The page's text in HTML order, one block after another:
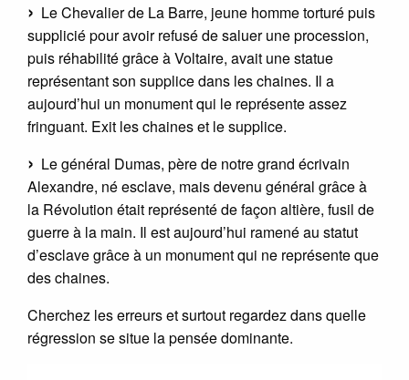
Le Chevalier de La Barre, jeune homme torturé puis
supplicié pour avoir refusé de saluer une procession,
puis réhabilité grâce à Voltaire, avait une statue
représentant son supplice dans les chaines. Il a
aujourd’hui un monument qui le représente assez
fringuant. Exit les chaines et le supplice.
Le général Dumas, père de notre grand écrivain
Alexandre, né esclave, mais devenu général grâce à
la Révolution était représenté de façon altière, fusil de
guerre à la main. Il est aujourd’hui ramené au statut
d’esclave grâce à un monument qui ne représente que
des chaines.
Cherchez les erreurs et surtout regardez dans quelle
régression se situe la pensée dominante.